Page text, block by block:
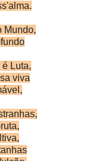
Mundo,
Luta,
viva